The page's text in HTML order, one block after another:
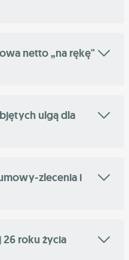
netto „na rękę"
ulgą dla
zlecenia i
26 roku życia